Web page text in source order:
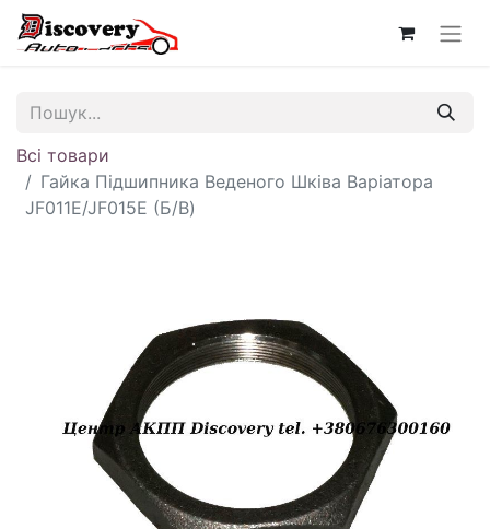
Всі товари
Гайка Підшипника Веденого Шківа Варіатора
JF011E/JF015E (Б/В)